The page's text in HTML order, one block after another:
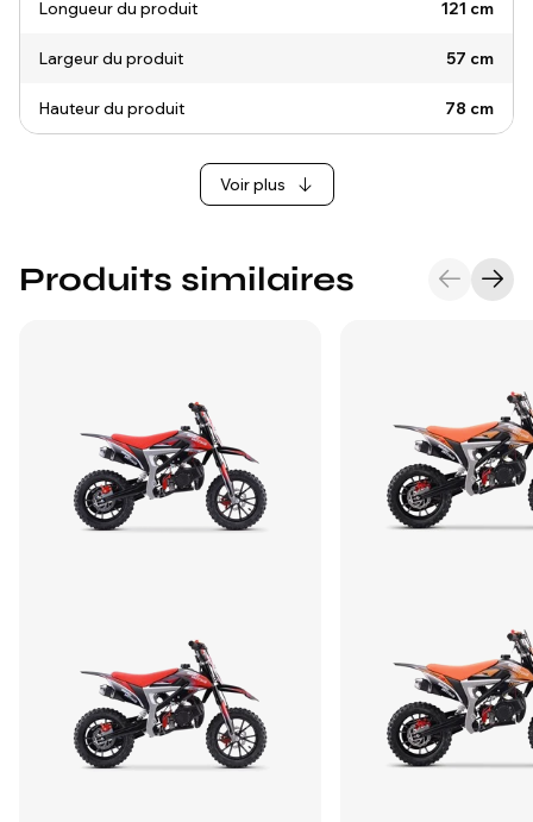
Longueur du produit 121 cm
Largeur du produit 57 cm
Hauteur du produit 78 cm
Voir plus
Produits similaires